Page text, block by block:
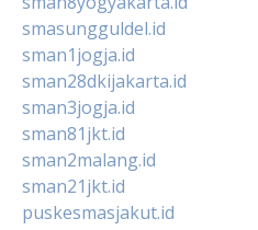
smasungguldel.id
sman1jogja.id
sman28dkijakarta.id
sman3jogja.id
sman81jkt.id
sman2malang.id
sman21jkt.id
puskesmasjakut.id